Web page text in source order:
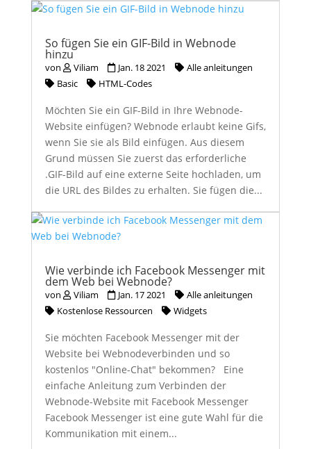
So fügen Sie ein GIF-Bild in Webnode
hinzu
von Viliam Jan. 18 2021
Alle anleitungen
Basic
HTML-Codes
Möchten Sie ein GIF-Bild in Ihre Webnode-
Website einfügen? Webnode erlaubt keine Gifs,
wenn Sie sie als Bild einfügen. Aus diesem
Grund müssen Sie zuerst das erforderliche
.GIF-Bild auf eine externe Seite hochladen, um
die URL des Bildes zu erhalten. Sie fügen die...
Wie verbinde ich Facebook Messenger mit
dem Web bei Webnode?
von Viliam Jan. 17 2021
Alle anleitungen
Kostenlose Ressourcen
Widgets
Sie möchten Facebook Messenger mit der
Website bei Webnodeverbinden und so
kostenlos "Online-Chat" bekommen? Eine
einfache Anleitung zum Verbinden der
Webnode-Website mit Facebook Messenger
Facebook Messenger ist eine gute Wahl für die
Kommunikation mit einem...